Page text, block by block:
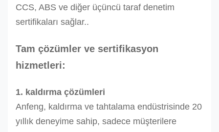
CCS, ABS ve diğer üçüncü taraf denetim
sertifikaları sağlar..
Tam çözümler ve sertifikasyon
hizmetleri:
1. kaldırma çözümleri
Anfeng, kaldırma ve tahtalama endüstrisinde 20
yıllık deneyime sahip, sadece müşterilere